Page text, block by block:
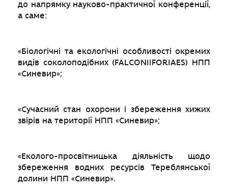
до напрямку науково-практичної конференції,
а саме:
«Біологічні та екологічні особливості окремих
видів соколоподібних (FALCONIIFORIAES) НПП
«Синевир»;
«Сучасний стан охорони і збереження хижих
звірів на території НПП «Синевир»;
«Еколого-просвітницька діяльність щодо
збереження водних ресурсів Тереблянської
долини НПП «Синевир».